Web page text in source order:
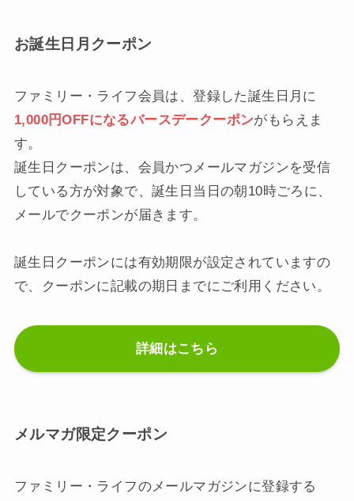
お誕生日月クーポン
ファミリー・ライフ会員は、登録した誕生日月に
1,000円OFFになるバースデークーポンがもらえま
す。
誕生日クーポンは、会員かつメールマガジンを受信
している方が対象で、誕生日当日の朝10時ごろに、
メールでクーポンが届きます。
誕生日クーポンには有効期限が設定されていますの
で、クーポンに記載の期日までにご利用ください。
詳細はこちら
メルマガ限定クーポン
ファミリー・ライフのメールマガジンに登録する